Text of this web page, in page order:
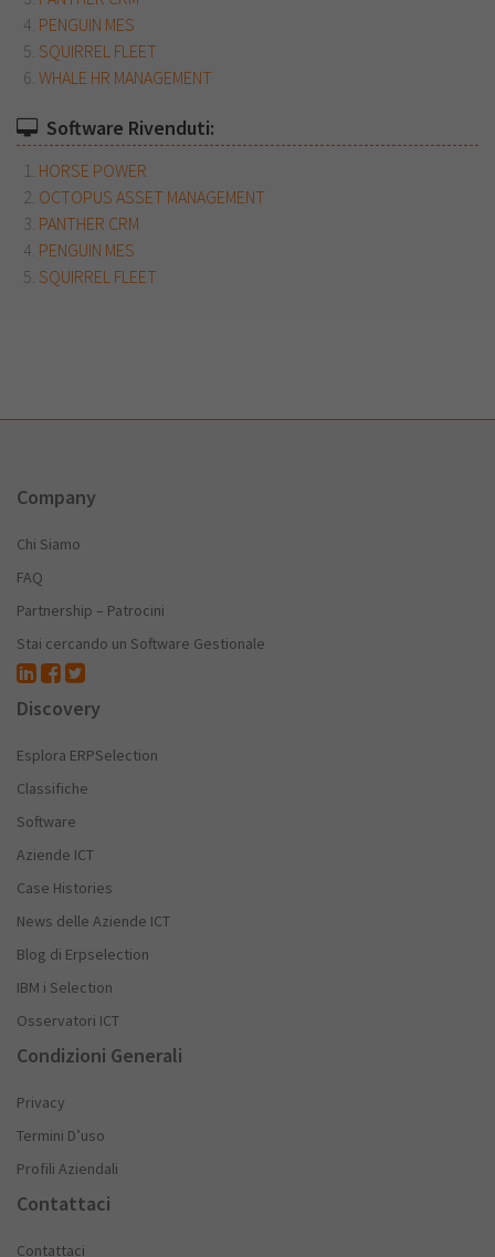
PENGUIN MES
SQUIRREL FLEET
WHALE HR MANAGEMENT
Software Rivenduti:
HORSE POWER
OCTOPUS ASSET MANAGEMENT
PANTHER CRM
PENGUIN MES
SQUIRREL FLEET
Company
Chi Siamo
FAQ
Partnership – Patrocini
Stai cercando un Software Gestionale
Discovery
Esplora ERPSelection
Classifiche
Software
Aziende ICT
Case Histories
News delle Aziende ICT
Blog di Erpselection
IBM i Selection
Osservatori ICT
Condizioni Generali
Privacy
Termini D’uso
Profili Aziendali
Contattaci
Contattaci